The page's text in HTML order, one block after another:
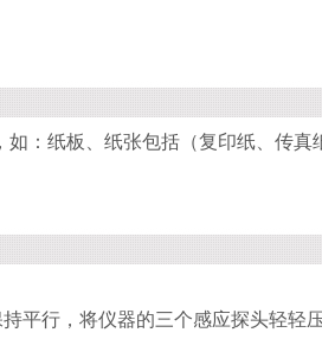
如：纸板、纸张包括（复印纸、传
平行，将仪器的三个感应探头轻轻